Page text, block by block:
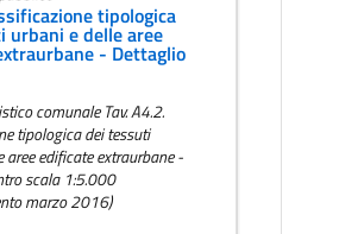
tipologica
urbani e delle aree
- Dettaglio
comunale Tav. A4.2.
tipologica dei tessuti
aree edificate extraurbane -
scala 1:5.000
marzo 2016)